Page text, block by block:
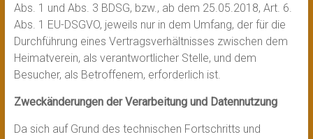
Abs. 1 und Abs. 3 BDSG, bzw., ab dem 25.05.2018, Art. 6.
Abs. 1 EU-DSGVO, jeweils nur in dem Umfang, der für die
Durchführung eines Vertragsverhältnisses zwischen dem
Heimatverein, als verantwortlicher Stelle, und dem
Besucher, als Betroffenem, erforderlich ist.
Zweckänderungen der Verarbeitung und Datennutzung
Da sich auf Grund des technischen Fortschritts und